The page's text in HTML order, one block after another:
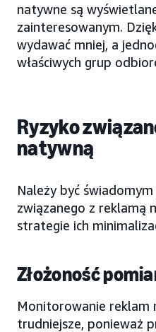
natywne są
zainteresowanym.
wydawać mniej, a
właściwych grup
Ryzyko
natywną
Należy być
związanego z reklamą
strategie ich
Złożoność
Monitorowanie reklam
trudniejsze, ponieważ